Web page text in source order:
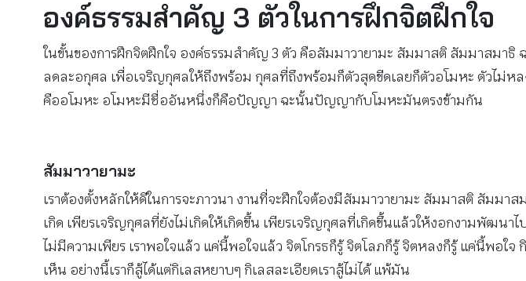
องค์ธรรมสำคัญ 3 ตัวในการฝึกจิตฝึกใจ
ในขั้นของการฝึกจิตฝึกใจ องค์ธรรมสำคัญ 3 ตัว คือสัมมาวายามะ สัมมาสติ สัมมาสมาธิ
ลดละอกุศล เพื่อเจริญกุศลให้ถึงพร้อม กุศลที่ถึงพร้อมก็ตัวสุดขีดเลยก็ตัวอโมหะ ตัวไม่ห
คืออโมหะ อโมหะมีชื่ออันหนึ่งก็คือปัญญา ฉะนั้นปัญญากับโมหะมันตรงข้ามกัน
สัมมาวายามะ
เราต้องตั้งหลักให้ดีในการจะภาวนา งานที่จะฝึกใจต้องมีสัมมาวายามะ สัมมาสติ สัมม
เกิด เพียรเจริญกุศลที่ยังไม่เกิดให้เกิดขึ้น เพียรเจริญกุศลที่เกิดขึ้นแล้วให้งอกงามพัฒน
ไม่มีความเพียร เราพอใจแล้ว แค่นี้พอใจแล้ว จิตโกรธก็รู้ จิตโลภก็รู้ จิตหลงก็รู้ แค่นี้พอใ
เห็น อย่างนี้เราก็สู้ได้แต่กิเลสหยาบๆ กิเลสละเอียดเราสู้ไม่ได้ แพ้มัน